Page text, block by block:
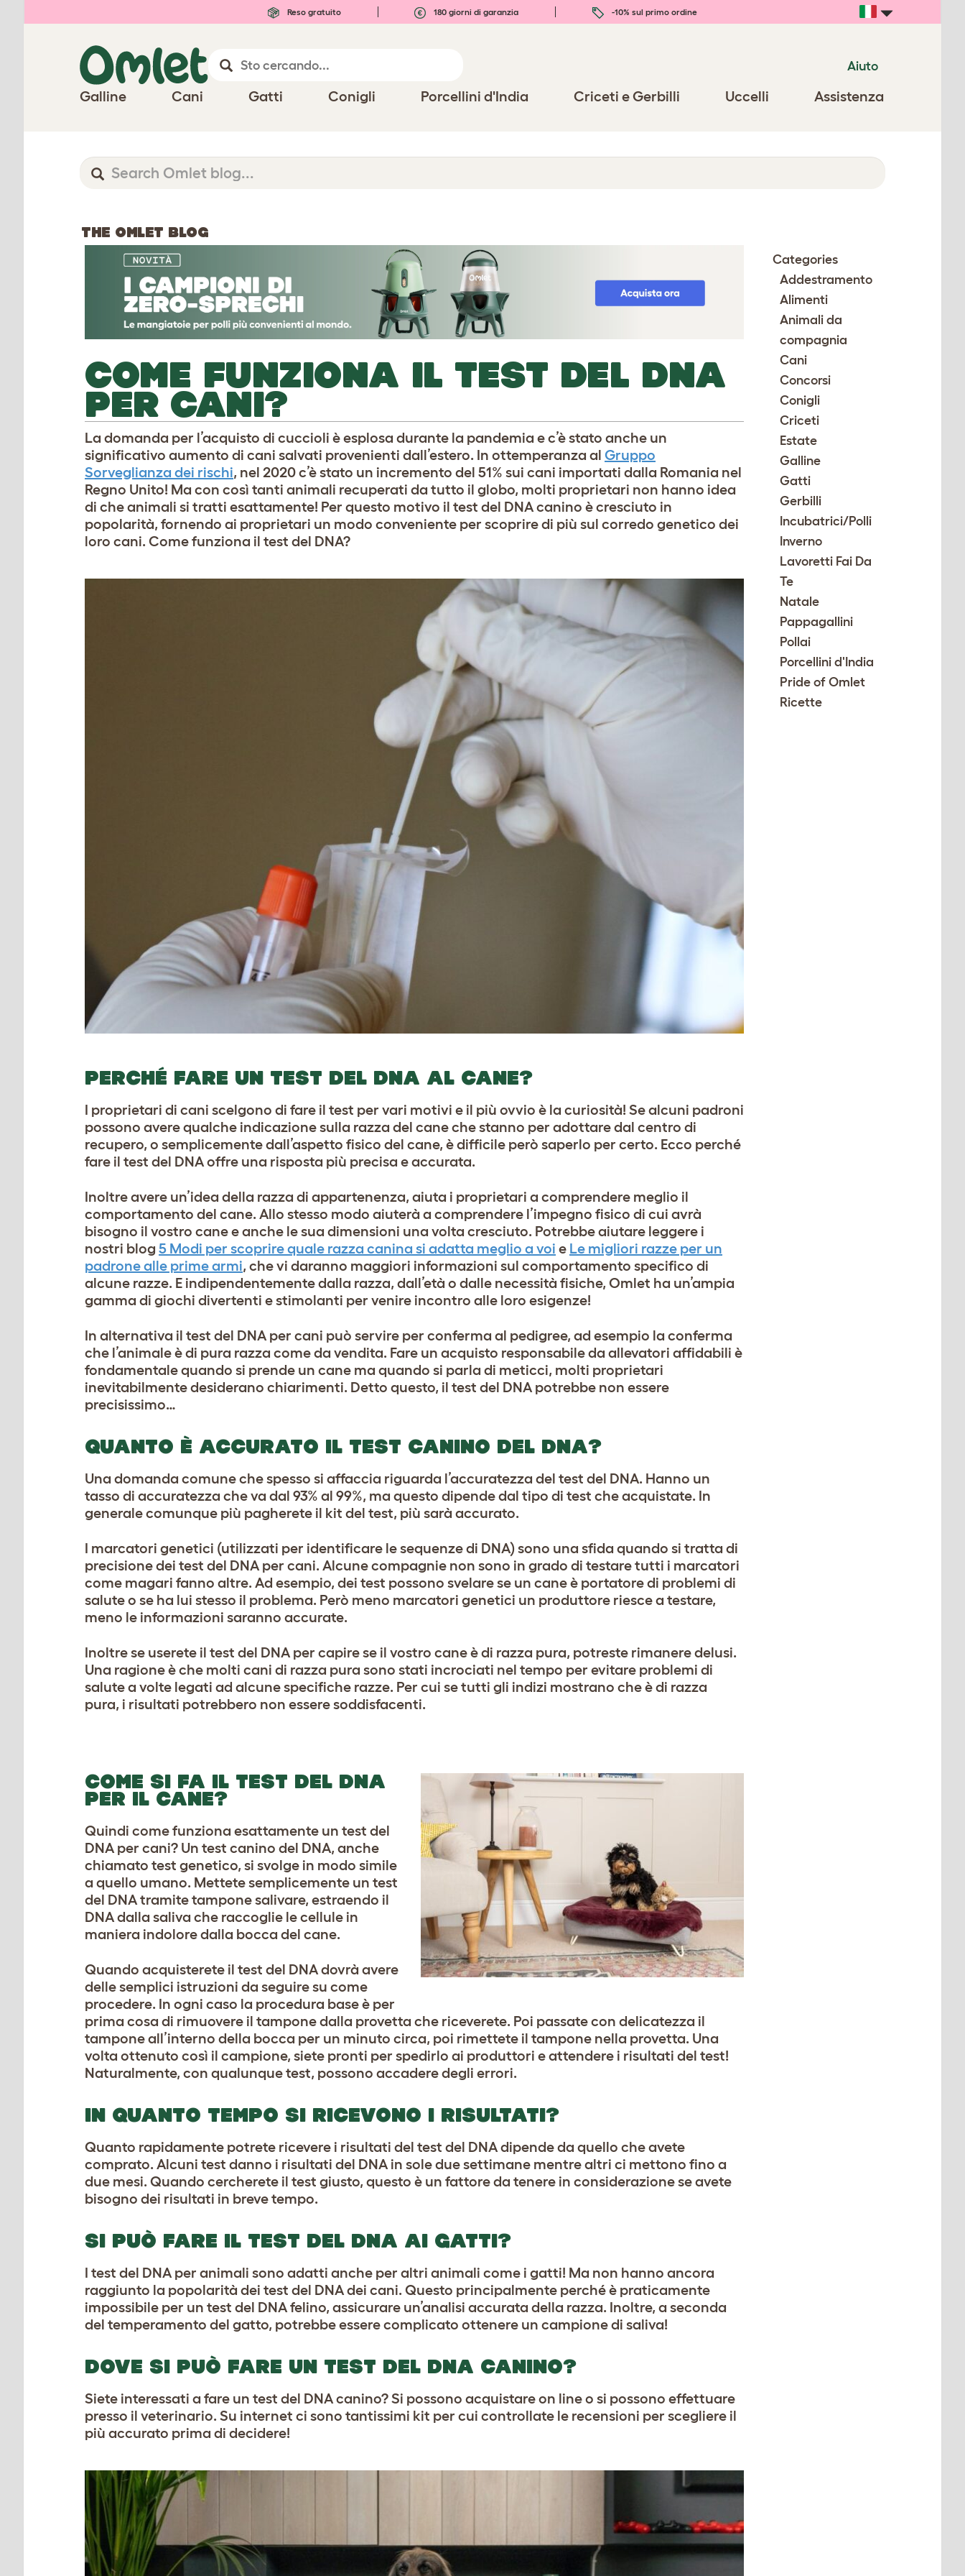
Reso gratuito 180 giorni di garanzia -10% sul primo ordine
Aiuto
Galline Cani Gatti Conigli Porcellini d'India Criceti e Gerbilli Uccelli Assistenza
THE OMLET BLOG
COME FUNZIONA IL TEST DEL DNA
PER CANI?
La domanda per l’acquisto di cuccioli è esplosa durante la pandemia e c’è stato anche un
significativo aumento di cani salvati provenienti dall’estero. In ottemperanza al Gruppo
Sorveglianza dei rischi, nel 2020 c’è stato un incremento del 51% sui cani importati dalla Romania nel
Regno Unito! Ma con così tanti animali recuperati da tutto il globo, molti proprietari non hanno idea
di che animali si tratti esattamente! Per questo motivo il test del DNA canino è cresciuto in
popolarità, fornendo ai proprietari un modo conveniente per scoprire di più sul corredo genetico dei
loro cani. Come funziona il test del DNA?
PERCHÉ FARE UN TEST DEL DNA AL CANE?
I proprietari di cani scelgono di fare il test per vari motivi e il più ovvio è la curiosità! Se alcuni padroni
possono avere qualche indicazione sulla razza del cane che stanno per adottare dal centro di
recupero, o semplicemente dall’aspetto fisico del cane, è difficile però saperlo per certo. Ecco perché
fare il test del DNA offre una risposta più precisa e accurata.
Inoltre avere un’idea della razza di appartenenza, aiuta i proprietari a comprendere meglio il
comportamento del cane. Allo stesso modo aiuterà a comprendere l’impegno fisico di cui avrà
bisogno il vostro cane e anche le sua dimensioni una volta cresciuto. Potrebbe aiutare leggere i
nostri blog 5 Modi per scoprire quale razza canina si adatta meglio a voi e Le migliori razze per un
padrone alle prime armi, che vi daranno maggiori informazioni sul comportamento specifico di
alcune razze. E indipendentemente dalla razza, dall’età o dalle necessità fisiche, Omlet ha un’ampia
gamma di giochi divertenti e stimolanti per venire incontro alle loro esigenze!
In alternativa il test del DNA per cani può servire per conferma al pedigree, ad esempio la conferma
che l’animale è di pura razza come da vendita. Fare un acquisto responsabile da allevatori affidabili è
fondamentale quando si prende un cane ma quando si parla di meticci, molti proprietari
inevitabilmente desiderano chiarimenti. Detto questo, il test del DNA potrebbe non essere
precisissimo…
QUANTO È ACCURATO IL TEST CANINO DEL DNA?
Una domanda comune che spesso si affaccia riguarda l’accuratezza del test del DNA. Hanno un
tasso di accuratezza che va dal 93% al 99%, ma questo dipende dal tipo di test che acquistate. In
generale comunque più pagherete il kit del test, più sarà accurato.
I marcatori genetici (utilizzati per identificare le sequenze di DNA) sono una sfida quando si tratta di
precisione dei test del DNA per cani. Alcune compagnie non sono in grado di testare tutti i marcatori
come magari fanno altre. Ad esempio, dei test possono svelare se un cane è portatore di problemi di
salute o se ha lui stesso il problema. Però meno marcatori genetici un produttore riesce a testare,
meno le informazioni saranno accurate.
Inoltre se userete il test del DNA per capire se il vostro cane è di razza pura, potreste rimanere delusi.
Una ragione è che molti cani di razza pura sono stati incrociati nel tempo per evitare problemi di
salute a volte legati ad alcune specifiche razze. Per cui se tutti gli indizi mostrano che è di razza
pura, i risultati potrebbero non essere soddisfacenti.
COME SI FA IL TEST DEL DNA
PER IL CANE?
Quindi come funziona esattamente un test del
DNA per cani? Un test canino del DNA, anche
chiamato test genetico, si svolge in modo simile
a quello umano. Mettete semplicemente un test
del DNA tramite tampone salivare, estraendo il
DNA dalla saliva che raccoglie le cellule in
maniera indolore dalla bocca del cane.
Quando acquisterete il test del DNA dovrà avere
delle semplici istruzioni da seguire su come
procedere. In ogni caso la procedura base è per
prima cosa di rimuovere il tampone dalla provetta che riceverete. Poi passate con delicatezza il
tampone all’interno della bocca per un minuto circa, poi rimettete il tampone nella provetta. Una
volta ottenuto così il campione, siete pronti per spedirlo ai produttori e attendere i risultati del test!
Naturalmente, con qualunque test, possono accadere degli errori.
IN QUANTO TEMPO SI RICEVONO I RISULTATI?
Quanto rapidamente potrete ricevere i risultati del test del DNA dipende da quello che avete
comprato. Alcuni test danno i risultati del DNA in sole due settimane mentre altri ci mettono fino a
due mesi. Quando cercherete il test giusto, questo è un fattore da tenere in considerazione se avete
bisogno dei risultati in breve tempo.
SI PUÒ FARE IL TEST DEL DNA AI GATTI?
I test del DNA per animali sono adatti anche per altri animali come i gatti! Ma non hanno ancora
raggiunto la popolarità dei test del DNA dei cani. Questo principalmente perché è praticamente
impossibile per un test del DNA felino, assicurare un’analisi accurata della razza. Inoltre, a seconda
del temperamento del gatto, potrebbe essere complicato ottenere un campione di saliva!
DOVE SI PUÒ FARE UN TEST DEL DNA CANINO?
Siete interessati a fare un test del DNA canino? Si possono acquistare on line o si possono effettuare
presso il veterinario. Su internet ci sono tantissimi kit per cui controllate le recensioni per scegliere il
più accurato prima di decidere!
Categories
Addestramento
Alimenti
Animali da
compagnia
Cani
Concorsi
Conigli
Criceti
Estate
Galline
Gatti
Gerbilli
Incubatrici/Polli
Inverno
Lavoretti Fai Da
Te
Natale
Pappagallini
Pollai
Porcellini d'India
Pride of Omlet
Ricette